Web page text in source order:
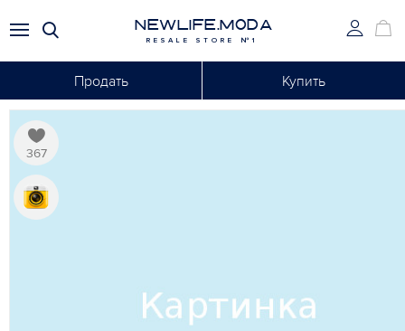
NEWLIFE.MODA
RESALE STORE №1
Продать Купить
367